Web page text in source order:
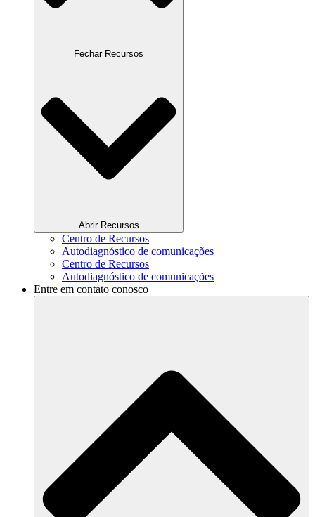
Fechar Recursos
Abrir Recursos
Centro de Recursos
Autodiagnóstico de comunicações
Centro de Recursos
Autodiagnóstico de comunicações
Entre em contato conosco